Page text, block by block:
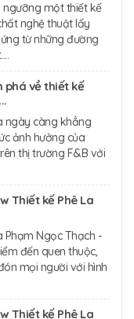
ngưỡng một thiết kế
nghệ thuật lấy
từ những đường
phá về thiết kế
ngày càng khẳng
ảnh hưởng của
thị trường F&B với
Thiết kế Phê La
Phạm Ngọc Thạch -
đến quen thuộc,
mọi người với hình
Thiết kế Phê La